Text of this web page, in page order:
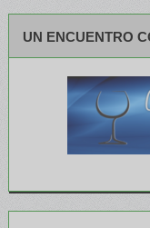
UN ENCUENTRO